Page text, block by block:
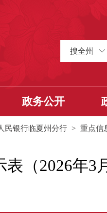
搜全州
政务公开
民银行临夏州分行 > 重点信
（2026年3